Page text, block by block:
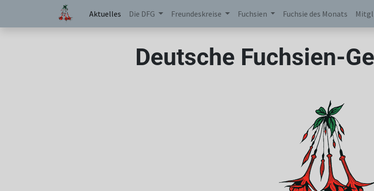
Aktuelles Die DFG Freundeskreise Fuchsien Fuchsie des Monats
Deutsche Fuchsien-